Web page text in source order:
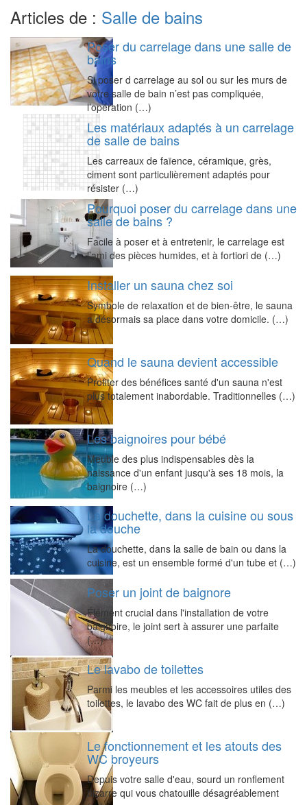
Articles de : Salle de bains
Poser du carrelage dans une salle de
bains
Si poser d carrelage au sol ou sur les murs de
votre salle de bain n’est pas compliquée,
l’opération (…)
Les matériaux adaptés à un carrelage
de salle de bains
Les carreaux de faïence, céramique, grès,
ciment sont particulièrement adaptés pour
résister (…)
Pourquoi poser du carrelage dans une
salle de bains ?
Facile à poser et à entretenir, le carrelage est
l’ami des pièces humides, et à fortiori de (…)
Installer un sauna chez soi
Symbole de relaxation et de bien-être, le sauna
a désormais sa place dans votre domicile. (…)
Quand le sauna devient accessible
Profiter des bénéfices santé d'un sauna n'est
plus totalement inabordable. Traditionnelles (…)
Les baignoires pour bébé
Meuble des plus indispensables dès la
naissance d'un enfant jusqu'à ses 18 mois, la
baignoire (…)
La douchette, dans la cuisine ou sous
la douche
La douchette, dans la salle de bain ou dans la
cuisine, est un ensemble formé d'un tube et (…)
Poser un joint de baignore
Élément crucial dans l'installation de votre
baignoire, le joint sert à assurer une parfaite
(…)
Le lavabo de toilettes
Parmi les meubles et les accessoires utiles des
toilettes, le lavabo des WC fait de plus en (…)
Le fonctionnement et les atouts des
WC broyeurs
Depuis votre salle d'eau, sourd un ronflement
bizarre qui vous chatouille désagréablement